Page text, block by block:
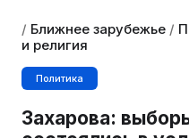
/ Ближнее зарубежье /
и религия
Политика
Захарова: